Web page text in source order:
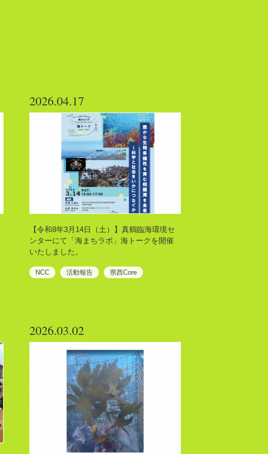
2026.04.17
【令和8年3月14日（土）】真鶴臨海環境セ
ンターにて「海まちラボ」海トークを開催
いたしました。
NCC 活動報告 県西Core
2026.03.02